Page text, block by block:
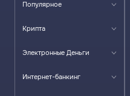
Популярное
Крипта
Электронные Деньги
Интернет-банкинг